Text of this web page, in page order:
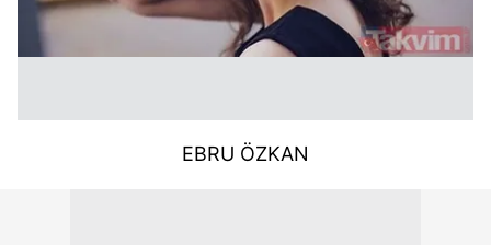
EBRU ÖZKAN